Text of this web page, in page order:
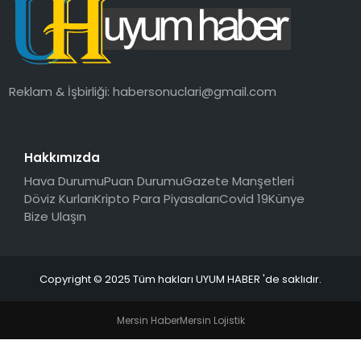
SAĞLIK
MAGAZIN
Reklam & İşbirliği:habersonuclari@gmail.com
Hakkımızda
Hava DurumuPuan DurumuGazete Manşetleri
Döviz KurlarıKripto Para PiyasalarıCovid 19Künye
Bize Ulaşın
Copyright © 2025 Tüm hakları UYUM HABER 'de saklıdır.
Mersin HaberMersin Lojistik